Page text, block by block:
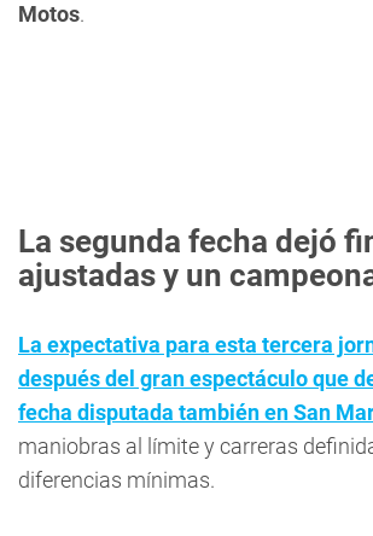
Motos.
La segunda fecha dejó
ajustadas y un
La expectativa para esta tercera
después del gran espectáculo que
fecha disputada también en San
maniobras al límite y carreras
diferencias mínimas.